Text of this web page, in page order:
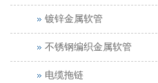
镀锌金属软管
不锈钢编织金属软管
电缆拖链